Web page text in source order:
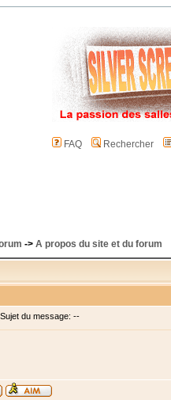
FAQ Rechercher
-> A propos du site et du forum
du message: --